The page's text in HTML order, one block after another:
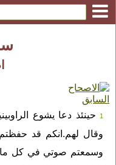
1حينئذ دعا يشوع
وقال لهم.انكم قد
وسمعتم صوتي في كل ما